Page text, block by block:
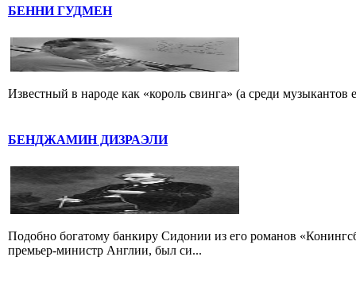
БЕННИ ГУДМЕН
Известный в народе как «король свинга» (а среди
БЕНДЖАМИН ДИЗРАЭЛИ
Подобно богатому банкиру Сидонии из его романов
премьер-министр Англии, был си...